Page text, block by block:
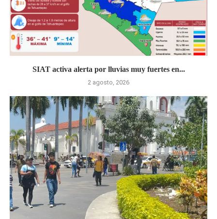
SIAT activa alerta por lluvias muy fuertes en...
2 agosto, 2026